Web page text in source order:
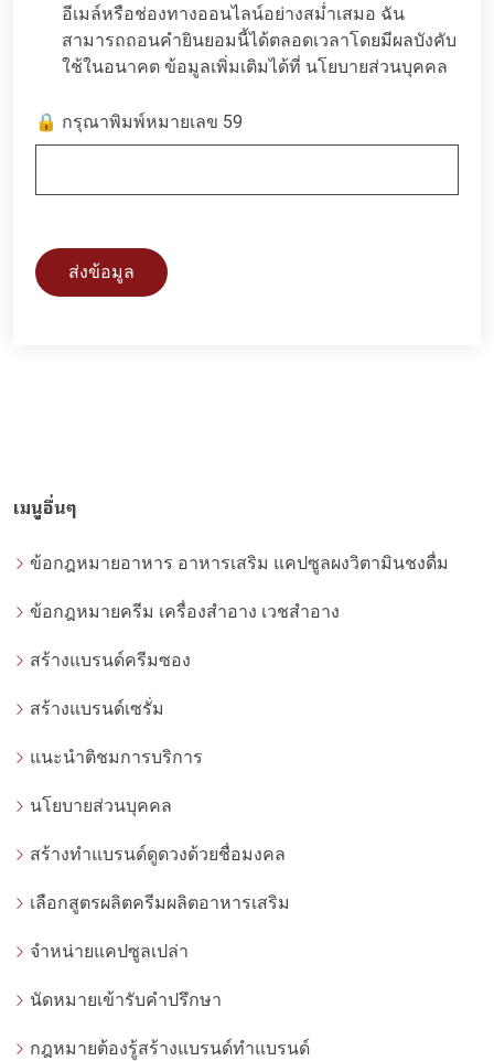
อีเมล์หรือช่องทางออนไลน์อย่างสม่ำเสมอ ฉัน
สามารถถอนคำยินยอมนี้ได้ตลอดเวลาโดยมีผลบังคับ
ใช้ในอนาคต ข้อมูลเพิ่มเติมได้ที่ นโยบายส่วนบุคคล
🔒 กรุณาพิมพ์หมายเลข 59
ส่งข้อมูล
เมนูอื่นๆ
ข้อกฎหมายอาหาร อาหารเสริม แคปซูลผงวิตามินชงดื่ม
ข้อกฎหมายครีม เครื่องสำอาง เวชสำอาง
สร้างแบรนด์ครีมซอง
สร้างแบรนด์เซรั่ม
แนะนำติชมการบริการ
นโยบายส่วนบุคคล
สร้างทำแบรนด์ดูดวงด้วยชื่อมงคล
เลือกสูตรผลิตครีมผลิตอาหารเสริม
จำหน่ายแคปซูลเปล่า
นัดหมายเข้ารับคำปรึกษา
กฎหมายต้องรู้สร้างแบรนด์ทำแบรนด์